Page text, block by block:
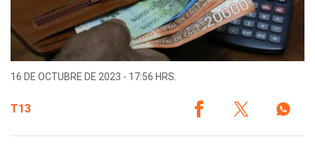
16 DE OCTUBRE DE 2023 - 17:56 HRS.
T13